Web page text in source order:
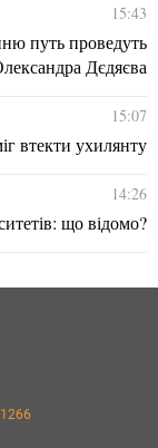
15:43
путь проведуть
Дєдяєва
15:07
втекти ухилянту
14:26
що відомо?